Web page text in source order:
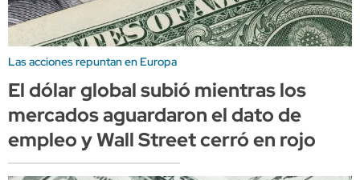
Las acciones repuntan en Europa
El dólar global subió mientras los
mercados aguardaron el dato de
empleo y Wall Street cerró en rojo